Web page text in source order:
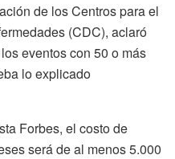
de los Centros para el
(CDC), aclaró
eventos con 50 o más
lo explicado
Forbes, el costo de
será de al menos 5.000